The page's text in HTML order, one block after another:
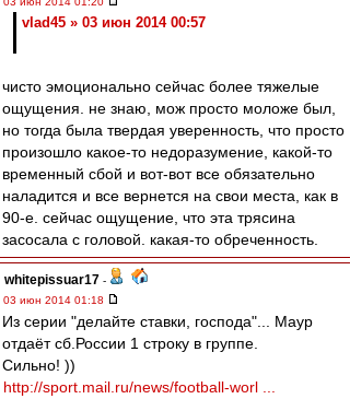
vlad45 » 03 июн 2014 00:57
чисто эмоционально сейчас более тяжелые
ощущения. не знаю, мож просто моложе был,
но тогда была твердая уверенность, что просто
произошло какое-то недоразумение, какой-то
временный сбой и вот-вот все обязательно
наладится и все вернется на свои места, как в
90-е. сейчас ощущение, что эта трясина
засосала с головой. какая-то обреченность.
whitepissuar17 -
03 июн 2014 01:18
Из серии "делайте ставки, господа"... Маур
отдаёт сб.России 1 строку в группе.
Сильно! ))
http://sport.mail.ru/news/football-worl ...